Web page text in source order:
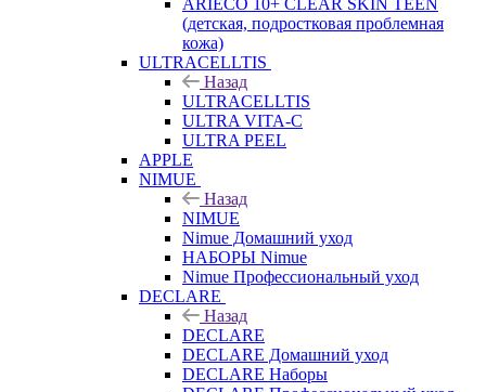
ARIECO 10+ CLEAR SKIN TEEN
(детская, подростковая проблемная
кожа)
ULTRACELLTIS
Назад
ULTRACELLTIS
ULTRA VITA-C
ULTRA PEEL
APPLE
NIMUE
Назад
NIMUE
Nimue Домашний уход
НАБОРЫ Nimue
Nimue Профессиональный уход
DECLARE
Назад
DECLARE
DECLARE Домашний уход
DECLARE Наборы